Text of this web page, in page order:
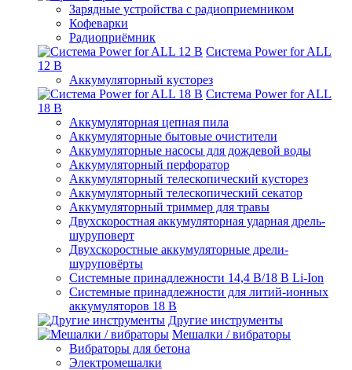
Зарядные устройства с радиоприемником
Кофеварки
Радиоприёмник
Система Power for ALL
12 В
Аккумуляторный кусторез
Система Power for ALL
18 В
Аккумуляторная цепная пила
Аккумуляторные бытовые очистители
Аккумуляторные насосы для дождевой воды
Аккумуляторный перфоратор
Аккумуляторный телескопический кусторез
Аккумуляторный телескопический секатор
Аккумуляторный триммер для травы
Двухскоростная аккумуляторная ударная дрель-
шуруповерт
Двухскоростные аккумуляторные дрели-
шуруповёрты
Системные принадлежности 14,4 В/18 В Li-Ion
Системные принадлежности для литий-ионных
аккумуляторов 18 В
Другие инструменты
Мешалки / вибраторы
Вибраторы для бетона
Электромешалки